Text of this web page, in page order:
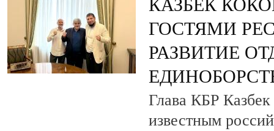
КАЗБЕК
ГОСТЯМИ
РАЗВИТИЕ
Глава КБР Казбек
известным